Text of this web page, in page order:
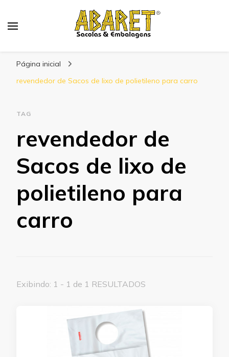
Página inicial
revendedor de Sacos de lixo de polietileno para carro
TAG
revendedor de
Sacos de lixo de
polietileno para
carro
Exibindo: 1 - 1 de 1 RESULTADOS